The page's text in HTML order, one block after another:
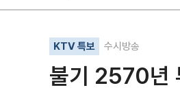
KTV 특보 수시방송
불기 2570년
기사인쇄
글자확대
글자축소